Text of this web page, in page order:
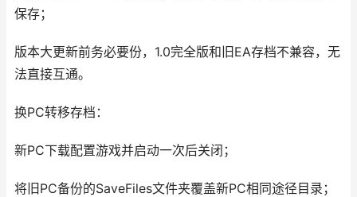
保存；
版本大更新前务必要份，1.0完全版和旧EA存档不兼容，无
法直接互通。
换PC转移存档：
新PC下载配置游戏并启动一次后关闭；
将旧PC备份的SaveFiles文件夹覆盖新PC相同途径目录；